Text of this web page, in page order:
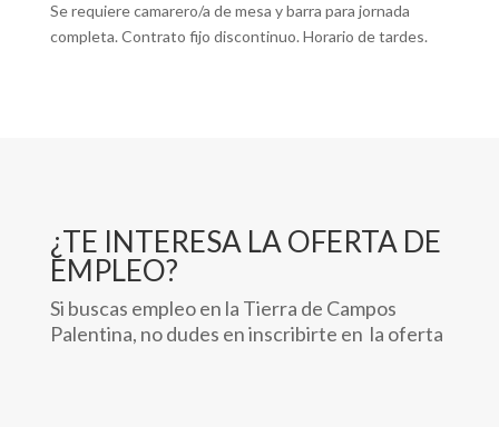
Se requiere camarero/a de mesa y barra para jornada
completa. Contrato fijo discontinuo. Horario de tardes.
¿TE INTERESA LA OFERTA DE
EMPLEO?
Si buscas empleo en la Tierra de Campos
Palentina, no dudes en inscribirte en la oferta